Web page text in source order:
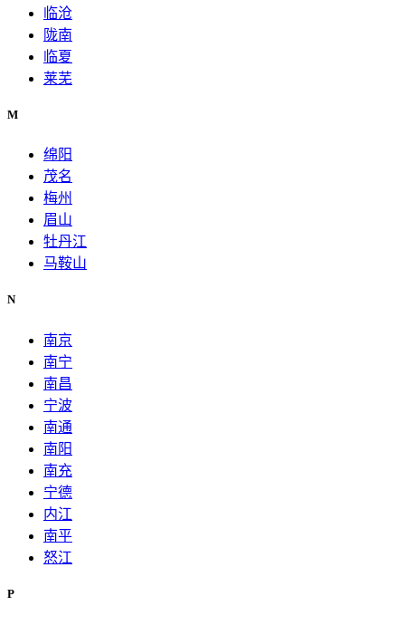
临沧
陇南
临夏
莱芜
M
绵阳
茂名
梅州
眉山
牡丹江
马鞍山
N
南京
南宁
南昌
宁波
南通
南阳
南充
宁德
内江
南平
怒江
P